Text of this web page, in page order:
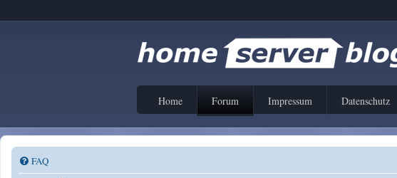
Home Forum Impressum Datenschutz
FAQ